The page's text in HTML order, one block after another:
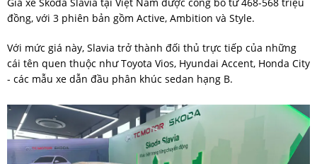
đồng, với 3 phiên bản gồm Active, Ambition và Style.
Với mức giá này, Slavia trở thành đối thủ trực tiếp của những
cái tên quen thuộc như Toyota Vios, Hyundai Accent, Honda City
- các mẫu xe dẫn đầu phân khúc sedan hạng B.